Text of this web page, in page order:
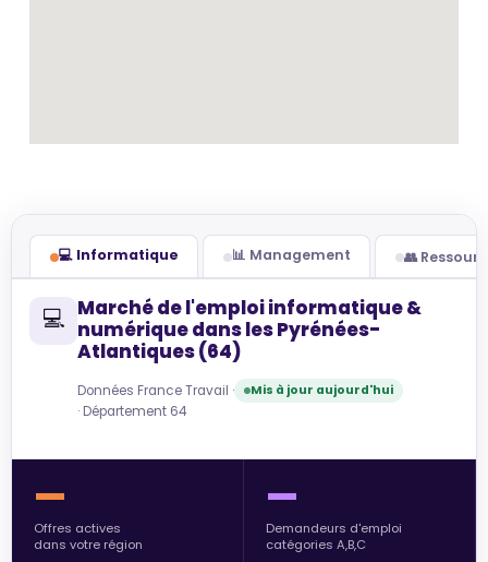
💻 Informatique 📊 Management 👥
💻 Marché de l'emploi informatique &
numérique dans les Pyrénées-
Atlantiques (64)
Données France Travail · Mis à jour aujourd'hui
· Département 64
—
Offres actives
dans votre région
—
Demandeurs d'emploi
catégories A,B,C